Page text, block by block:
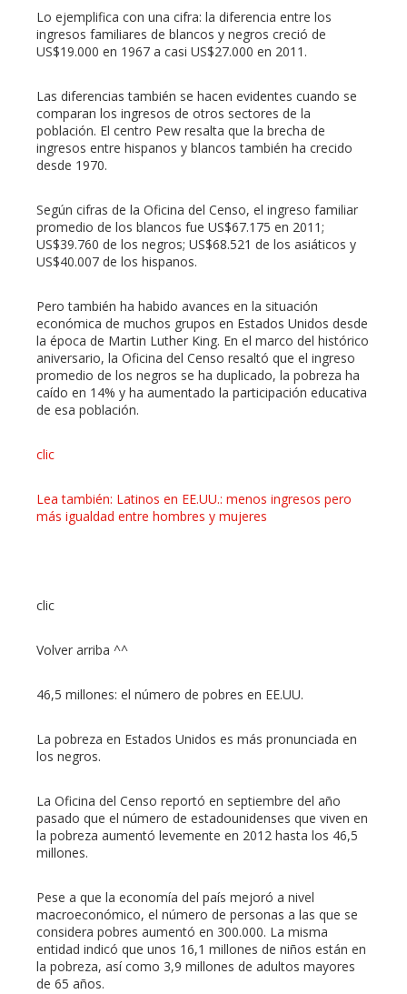
Lo ejemplifica con una cifra: la diferencia entre los
ingresos familiares de blancos y negros creció de
US$19.000 en 1967 a casi US$27.000 en 2011.
Las diferencias también se hacen evidentes cuando se
comparan los ingresos de otros sectores de la
población. El centro Pew resalta que la brecha de
ingresos entre hispanos y blancos también ha crecido
desde 1970.
Según cifras de la Oficina del Censo, el ingreso familiar
promedio de los blancos fue US$67.175 en 2011;
US$39.760 de los negros; US$68.521 de los asiáticos y
US$40.007 de los hispanos.
Pero también ha habido avances en la situación
económica de muchos grupos en Estados Unidos desde
la época de Martin Luther King. En el marco del histórico
aniversario, la Oficina del Censo resaltó que el ingreso
promedio de los negros se ha duplicado, la pobreza ha
caído en 14% y ha aumentado la participación educativa
de esa población.
clic
Lea también: Latinos en EE.UU.: menos ingresos pero
más igualdad entre hombres y mujeres
clic
Volver arriba ^^
46,5 millones: el número de pobres en EE.UU.
La pobreza en Estados Unidos es más pronunciada en
los negros.
La Oficina del Censo reportó en septiembre del año
pasado que el número de estadounidenses que viven en
la pobreza aumentó levemente en 2012 hasta los 46,5
millones.
Pese a que la economía del país mejoró a nivel
macroeconómico, el número de personas a las que se
considera pobres aumentó en 300.000. La misma
entidad indicó que unos 16,1 millones de niños están en
la pobreza, así como 3,9 millones de adultos mayores
de 65 años.